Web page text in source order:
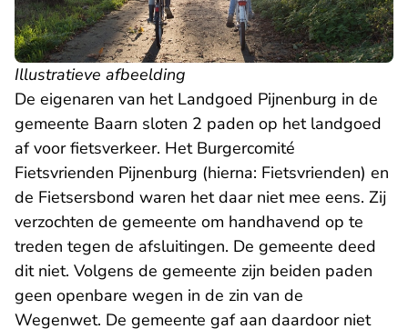
Illustratieve afbeelding
De eigenaren van het Landgoed Pijnenburg in de
gemeente Baarn sloten 2 paden op het landgoed
af voor fietsverkeer. Het Burgercomité
Fietsvrienden Pijnenburg (hierna: Fietsvrienden) en
de Fietsersbond waren het daar niet mee eens. Zij
verzochten de gemeente om handhavend op te
treden tegen de afsluitingen. De gemeente deed
dit niet. Volgens de gemeente zijn beiden paden
geen openbare wegen in de zin van de
Wegenwet. De gemeente gaf aan daardoor niet